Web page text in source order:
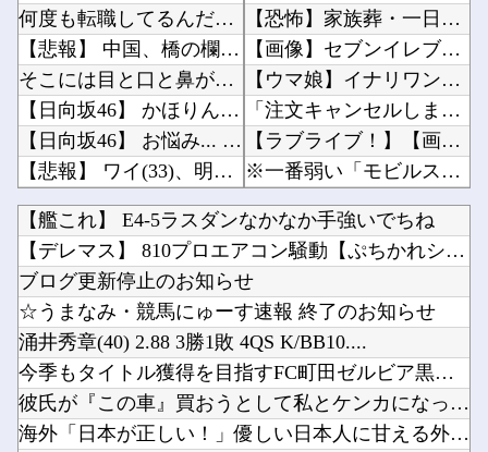
何度も転職してるんだけど、どこ行っても「生意気」と悪く言われる。正直わけわからなかったんだ...
【悲報】 中国、橋の欄干が強風一発で粉々に 鉄筋ゼロ 当局「接着剤でくっつけただけ」「正常...
そこには目と口と鼻があった。これはキメラですか？ → 謎の生物はこちらです…
【日向坂46】 かほりん、ありのままの姿・・・【藤嶌果歩1st写真集】
【日向坂46】 お悩み... 某メンバーにある新規ファンが誕生していた
【悲報】 ワイ(33)、明日嫁(34)と妊活しないといけなくて辛い
【にじさんじ】 委員長、ゲリラ豪雨でPC浸水→データ完全消失も「おもしろいかった????」
幽☆遊☆白書（全19巻）←これｗｗｗｗｗｗｗｗｗｗｗｗｗｗ
【機甲創世記モスピーダ】 「トイライズ」シリーズ新作【明日予約開始】
Powered by livedoor 相互RSS
【恐怖】家族葬・一日葬なら安いという風潮、完全に嘘だった・・・・他
【画像】セブンイレブンのバイト「AIにちいかわの画像を食わせてっと………できた！」他
【ウマ娘】イナリワンとバンブーメモリーのお悩み相談コーナー 夏休み編他
「注文キャンセルしました。身分証を提出してください」とAmazonから突然のメール、怪しす...
【ラブライブ！】【画像】侑ちゃんとかのんちゃんの仲睦まじい作曲他
※一番弱い「モビルスーツ」ってなんだ？他
中国政府「台風１３号に三峡ダムが耐えられない！全開放流しろ！」⇒ 下流域の街が壊滅状態ｗｗ...
【悲報】価格高騰の波、次は「PC用マザーボード」か他
韓国人「日本の某全国チェーン店の商品写真が話題になっている理由がこちら…」→「羨ましい…（...
【FGO】ファット「ランサー/メリュジーヌ」フィギュア【明日発売】他
電源タップの寿命の目安は3〜5年です他
Claudeは最低限の働きをしてくれるけどGeminiはまじであかんな他
【うおむすめ】サワラが1番美味しくなる食べ方。他
【ホロライブ】メイドインアビスまじか、カリオペすげえな他
【艦これ】 E4-5ラスダンなかなか手強いでちね
【デレマス】 810プロエアコン騒動【ぷちかれシリーズ】
ブログ更新停止のお知らせ
☆うまなみ・競馬にゅーす速報 終了のお知らせ
涌井秀章(40) 2.88 3勝1敗 4QS K/BB10....
今季もタイトル獲得を目指すFC町田ゼルビア黒田剛監督が抱負を...
彼氏が『この車』買おうとして私とケンカになってるんだけどｗｗ...
海外「日本が正しい！」優しい日本人に甘える外国人に海外が大騒...